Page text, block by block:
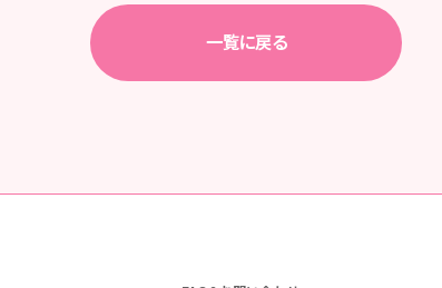
一覧に戻る